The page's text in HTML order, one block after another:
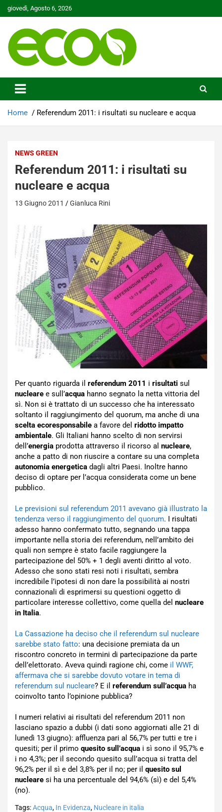
Skip
to
giovedì, Agosto 6, 2026
Ecoo.it
Home Referendum 2011: i risultati su nucleare e acqua
NEWS GREEN
Referendum 2011: i risultati su
nucleare e acqua
13 Giugno 2011 Gianluca Rini
Per quanto riguarda il referendum 2011 i risultati sul
nucleare e sull’acqua hanno segnato la netta vittoria del
sì. Non si è trattato di un successo che ha interessato
soltanto il raggiungimento del quorum, ma anche di una
scelta ecoresponsabile a favore del ridotto impatto
ambientale. Gli Italiani hanno scelto di non servirsi
dell’energia prodotta attraverso il ricorso al nucleare,
anche a patto di non riuscire a contare su una completa
autonomia energetica dagli altri Paesi. Inoltre hanno
deciso di optare per l’acqua considerata come un bene
pubblico.
Le previsioni sul referendum 2011 avevano già illustrato la
tendenza verso il raggiungimento del quorum. I risultati
adesso hanno confermato tutto, segnando una tappa
importante nella storia dei referendum, nell’ambito dei
quali non sempre è stato facile raggiungere la
partecipazione del 50% + 1 degli aventi diritto al voto.
Adesso che sono stati resi noti i risultati, sembra
incredibile l’ipotesi di non dare la possibilità ai nostri
connazionali di esprimersi su questioni oggetto di
particolare interesse collettivo, come quella del nucleare
in Italia.
La Cassazione ha deciso che il referendum sul nucleare
sarebbe stato fatto: una decisione premiata da un
riscontro concreto in termini di partecipazione da parte
dell’elettorato. Aveva quindi ragione chi, come il WWF,
affermava che si sarebbe dovuto votare in tema di
referendum sul nucleare? E il referendum sull’acqua ha
coinvolto tanto l’opinione pubblica?
I numeri relativi ai risultati del referendum 2011 non
lasciano spazio a dubbi (i dati sono aggiornati alle 21 di
lunedì 13 giugno): affluenza pari al 56,7% per tutti e tre i
quesiti; per il primo quesito sull’acqua i sì sono il 95,7% e
i no 4,3%; per il secondo quesito sull’acqua si tratta del
96,2% per il sì e del 3,8% per il no; per il quesito sul
nucleare si ha una percentuale del 94,6% (sì) e del 5,4%
(no).
Tags:Acqua, In Evidenza, Nucleare in italia